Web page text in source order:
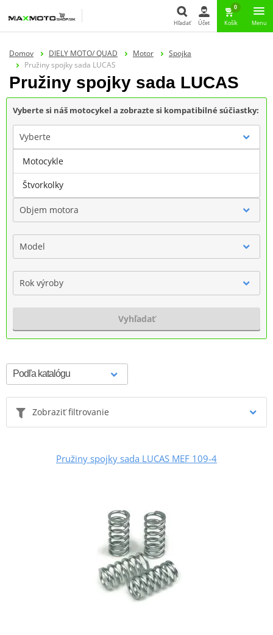
Hľadať Účet
0
Košík Menu
Domov DIELY MOTO/ QUAD Motor
Spojka
Pružiny spojky sada LUCAS
Pružiny spojky sada LUCAS
Vyberte si náš motocykel a zobrazte si kompatibilné súčiastky:
Vyberte
Značka
Objem motora
Model
Rok výroby
Vyhľadať
Zobraziť filtrovanie
Pružiny spojky sada LUCAS MEF 109-4
Motocykle
Štvorkolky